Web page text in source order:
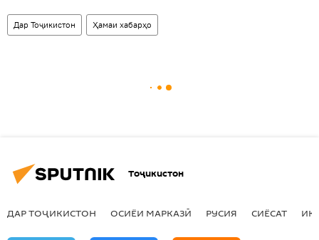
Дар Тоҷикистон Ҳамаи хабарҳо
Тоҷикистон
ДАР ТОҶИКИСТОН ОСИЁИ МАРКАЗӢ РУСИЯ СИЁСАТ